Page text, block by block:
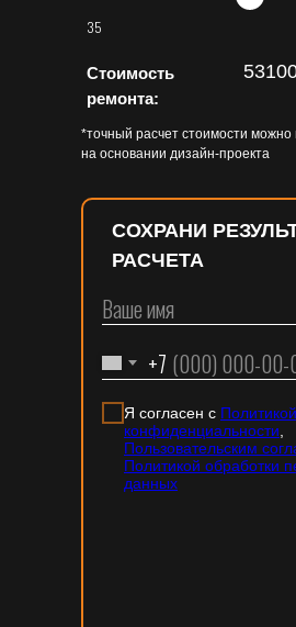
Стоимость
ремонта:
*точный расчет стоимости можно
на основании дизайн-проекта
СОХРАНИ
РАСЧЕТА
35
+7
Я согласен с Политикой
конфиденциальности
Пользовательским
Политикой обработки
данных